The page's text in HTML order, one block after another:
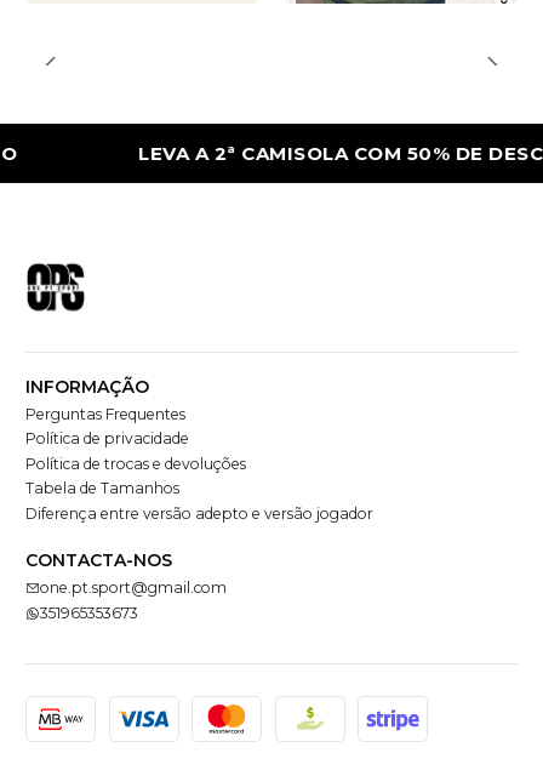
LEVA A 2ª CAMISOLA COM 50% DE DESCONTO
INFORMAÇÃO
Perguntas Frequentes
Política de privacidade
Política de trocas e devoluções
Tabela de Tamanhos
Diferença entre versão adepto e versão jogador
CONTACTA-NOS
one.pt.sport@gmail.com
351965353673